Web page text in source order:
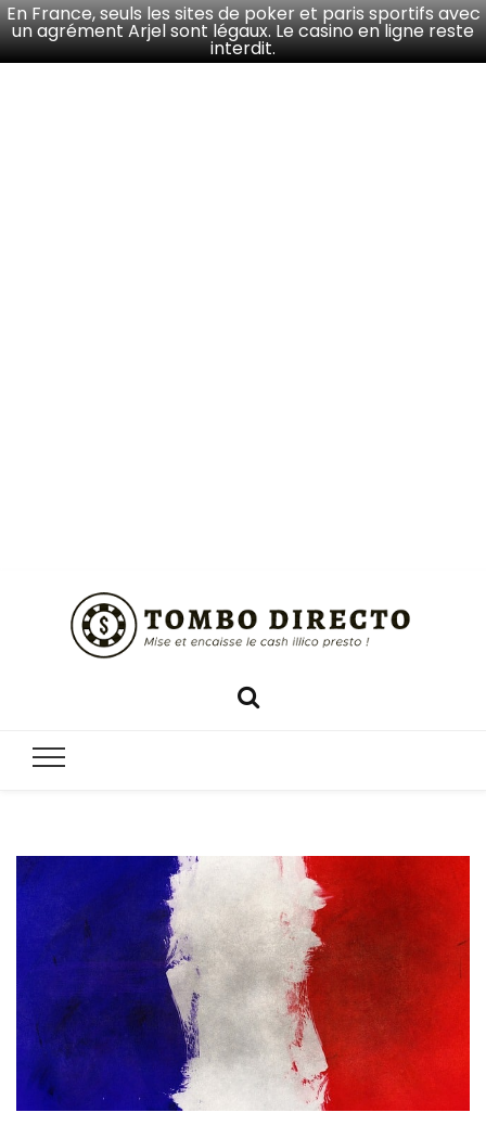
En France, seuls les sites de poker et paris sportifs avec
un agrément Arjel sont légaux. Le casino en ligne reste
interdit.